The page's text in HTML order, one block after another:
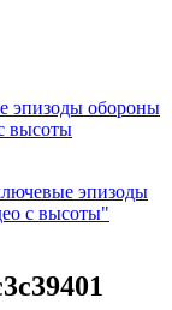
эпизоды обороны
высоты
эпизоды
с высоты"